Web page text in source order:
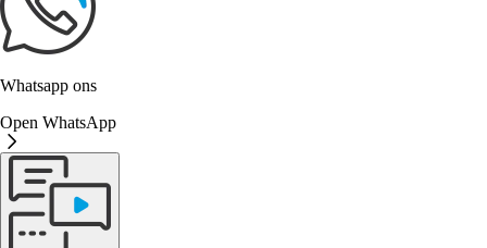
Whatsapp ons
Open WhatsApp